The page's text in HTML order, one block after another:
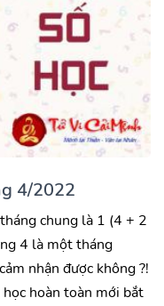
4/2022
chung là 1 (4 + 2
4 là một tháng
nhận được không ?!
hoàn toàn mới bắt